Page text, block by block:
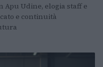
Udine, elogia staff e
e continuità